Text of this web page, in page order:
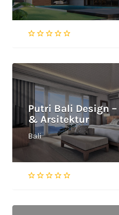
Putri Bali Design
& Arsitektur
Bali